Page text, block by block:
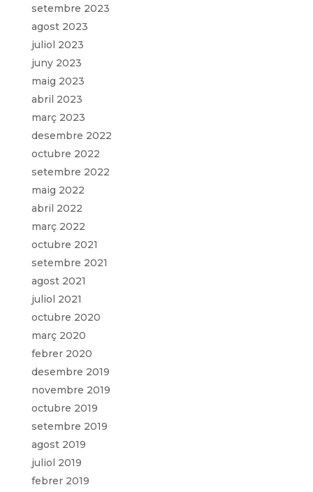
setembre 2023
agost 2023
juliol 2023
juny 2023
maig 2023
abril 2023
març 2023
desembre 2022
octubre 2022
setembre 2022
maig 2022
abril 2022
març 2022
octubre 2021
setembre 2021
agost 2021
juliol 2021
octubre 2020
març 2020
febrer 2020
desembre 2019
novembre 2019
octubre 2019
setembre 2019
agost 2019
juliol 2019
febrer 2019